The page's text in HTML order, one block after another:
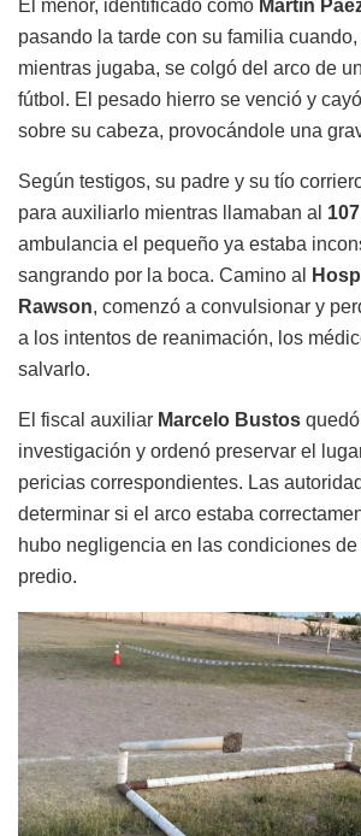
El menor, identificado como Martín
pasando la tarde con su familia
mientras jugaba, se colgó del arco de
fútbol. El pesado hierro se venció y
sobre su cabeza, provocándole una
Según testigos, su padre y su tío
para auxiliarlo mientras llamaban al 107
ambulancia el pequeño ya estaba
sangrando por la boca. Camino al
Rawson, comenzó a convulsionar y
a los intentos de reanimación, los
salvarlo.
El fiscal auxiliar Marcelo Bustos
investigación y ordenó preservar el
pericias correspondientes. Las
determinar si el arco estaba
hubo negligencia en las condiciones de
predio.